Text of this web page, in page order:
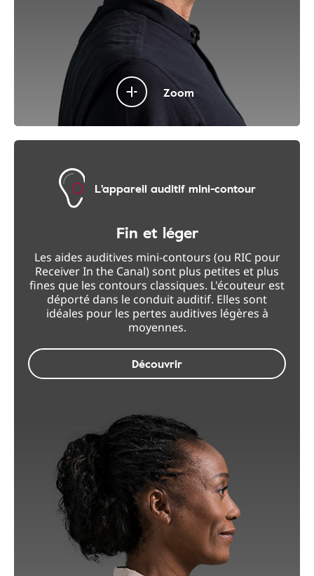
Zoom
L'appareil auditif mini-contour
Fin et léger
Les aides auditives mini-contours (ou RIC pour
Receiver In the Canal) sont plus petites et plus
fines que les contours classiques. L'écouteur est
déporté dans le conduit auditif. Elles sont
idéales pour les pertes auditives légères à
moyennes.
Découvrir